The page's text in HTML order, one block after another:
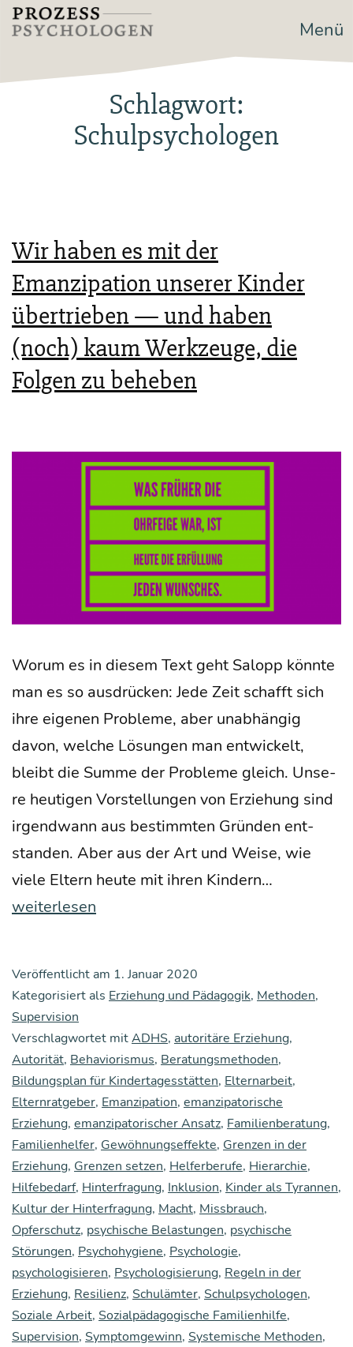
Zum
Inhalt
Prozesspsychologen Menü
Schlagwort:
Schulpsychologen
Wir haben es mit der
Emanzipation unserer Kinder
übertrieben — und haben
(noch) kaum Werkzeuge, die
Folgen zu beheben
Wor­um es in die­sem Text geht Salopp könn­te
man es so aus­drü­cken: Jede Zeit schafft sich
ihre eige­nen Pro­ble­me, aber unab­hän­gig
davon, wel­che Lösun­gen man ent­wi­ckelt,
bleibt die Sum­me der Pro­ble­me gleich. Unse­
re heu­ti­gen Vor­stel­lun­gen von Erzie­hung sind
irgend­wann aus bestimm­ten Grün­den ent­
stan­den. Aber aus der Art und Wei­se, wie
vie­le Eltern heu­te mit ihren Kin­dern…
der
zi­
pa­
on
unse­
rer
der
trie­
ben
—
weiterlesen
Veröffentlicht am 1. Januar 2020
Kategorisiert als Erziehung und Pädagogik, Methoden,
Supervision
Verschlagwortet mitADHS, autoritäre Erziehung,
Autorität, Behaviorismus, Beratungsmethoden,
Bildungsplan für Kindertagesstätten, Elternarbeit,
Elternratgeber, Emanzipation, emanzipatorische
Erziehung, emanzipatorischer Ansatz, Familienberatung,
Familienhelfer, Gewöhnungseffekte, Grenzen in der
Erziehung, Grenzen setzen, Helferberufe, Hierarchie,
Hilfebedarf, Hinterfragung, Inklusion, Kinder als Tyrannen,
Kultur der Hinterfragung, Macht, Missbrauch,
Opferschutz, psychische Belastungen, psychische
Störungen, Psychohygiene, Psychologie,
psychologisieren, Psychologisierung, Regeln in der
Erziehung, Resilienz, Schulämter, Schulpsychologen,
Soziale Arbeit, Sozialpädagogische Familienhilfe,
Supervision, Symptomgewinn, Systemische Methoden,